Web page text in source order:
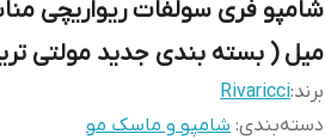
میل ( بسته بندی جدید مولتی
برند:Rivaricci
دسته‌بندی: شامپو و ماسک مو